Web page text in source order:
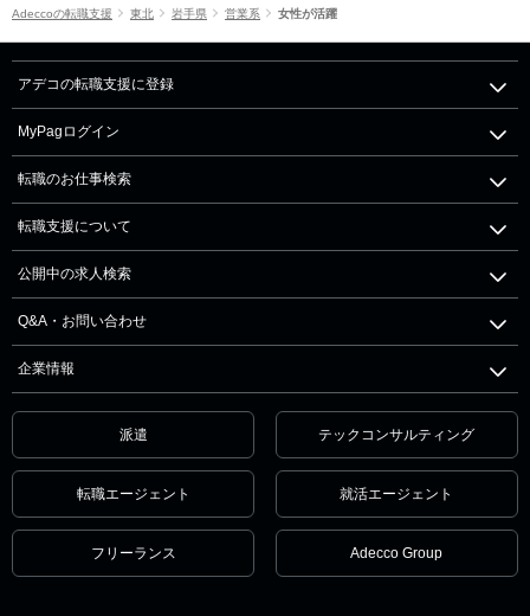
Adeccoの転職支援 東北 岩手県 営業系 女性が活躍
アデコの転職支援に登録
MyPagログイン
転職のお仕事検索
転職支援について
公開中の求人検索
Q&A・お問い合わせ
企業情報
派遣 テックコンサルティング
転職エージェント 就活エージェント
フリーランス Adecco Group